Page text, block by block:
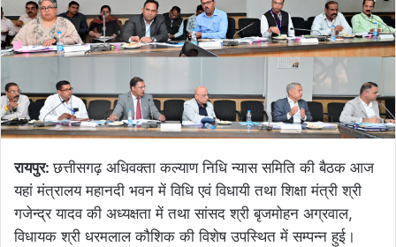
रायपुर:छत्तीसगढ़ अधिवक्ता कल्याण निधि न्यास समिति की बैठक आज
यहां मंत्रालय महानदी भवन में विधि एवं विधायी तथा शिक्षा मंत्री श्री
गजेन्द्र यादव की अध्यक्षता में तथा सांसद श्री बृजमोहन अग्रवाल,
विधायक श्री धरमलाल कौशिक की विशेष उपस्थित में सम्पन्न हुई।